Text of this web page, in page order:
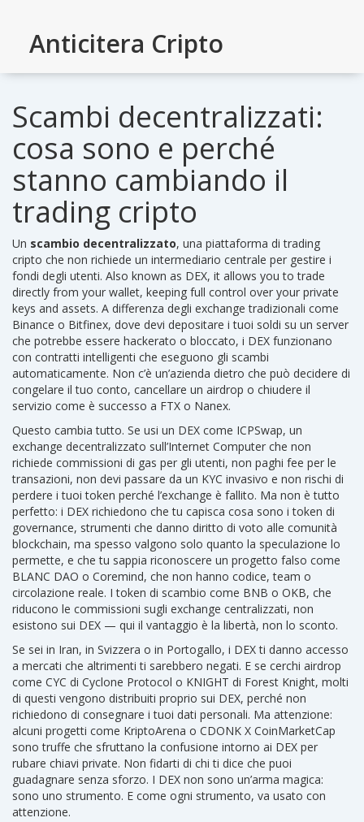
Anticitera Cripto
Scambi decentralizzati:
cosa sono e perché
stanno cambiando il
trading cripto
Un scambio decentralizzato, una piattaforma di trading
cripto che non richiede un intermediario centrale per gestire i
fondi degli utenti. Also known as DEX, it allows you to trade
directly from your wallet, keeping full control over your private
keys and assets. A differenza degli exchange tradizionali come
Binance o Bitfinex, dove devi depositare i tuoi soldi su un server
che potrebbe essere hackerato o bloccato, i DEX funzionano
con contratti intelligenti che eseguono gli scambi
automaticamente. Non c’è un’azienda dietro che può decidere di
congelare il tuo conto, cancellare un airdrop o chiudere il
servizio come è successo a FTX o Nanex.
Questo cambia tutto. Se usi un DEX come ICPSwap, un
exchange decentralizzato sull’Internet Computer che non
richiede commissioni di gas per gli utenti, non paghi fee per le
transazioni, non devi passare da un KYC invasivo e non rischi di
perdere i tuoi token perché l’exchange è fallito. Ma non è tutto
perfetto: i DEX richiedono che tu capisca cosa sono itoken di
governance, strumenti che danno diritto di voto alle comunità
blockchain, ma spesso valgono solo quanto la speculazione lo
permette, e che tu sappia riconoscere un progetto falso come
BLANC DAO o Coremind, che non hanno codice, team o
circolazione reale. I token di scambio come BNB o OKB, che
riducono le commissioni sugli exchange centralizzati, non
esistono sui DEX — qui il vantaggio è la libertà, non lo sconto.
Se sei in Iran, in Svizzera o in Portogallo, i DEX ti danno accesso
a mercati che altrimenti ti sarebbero negati. E se cerchi airdrop
come CYC di Cyclone Protocol o KNIGHT di Forest Knight, molti
di questi vengono distribuiti proprio sui DEX, perché non
richiedono di consegnare i tuoi dati personali. Ma attenzione:
alcuni progetti come KriptoArena o CDONK X CoinMarketCap
sono truffe che sfruttano la confusione intorno ai DEX per
rubare chiavi private. Non fidarti di chi ti dice che puoi
guadagnare senza sforzo. I DEX non sono un’arma magica:
sono uno strumento. E come ogni strumento, va usato con
attenzione.